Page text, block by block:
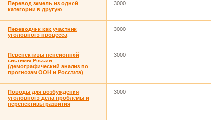
Перевод земель из одной
категории в другую
3000
Переводчик как участник
уголовного процесса
3000
Перспективы пенсионной
системы России
(демографический анализ по
прогнозам ООН и Росстата)
3000
Поводы для возбуждения
уголовного дела проблемы и
перспективы развития
3000